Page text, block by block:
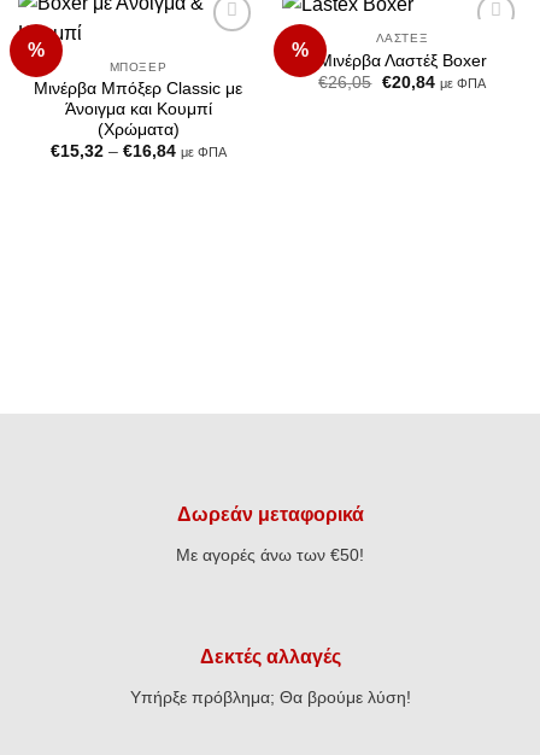
%
ΜΠΌΞΕΡ
Μινέρβα Μπόξερ Classic με
Άνοιγμα και Κουμπί
(Χρώματα)
€15,32 – €16,84Price
με ΦΠΑ
%
Wishlist
ΛΑΣΤΈΞ
Μινέρβα Λαστέξ Boxer
€26,05 Original
€20,84Ημε ΦΠΑ
Δωρεάν μεταφορικά
Με αγορές άνω των €50!
Δεκτές αλλαγές
Υπήρξε πρόβλημα; Θα βρούμε λύση!